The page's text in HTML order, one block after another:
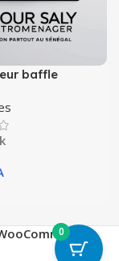
baffle
0